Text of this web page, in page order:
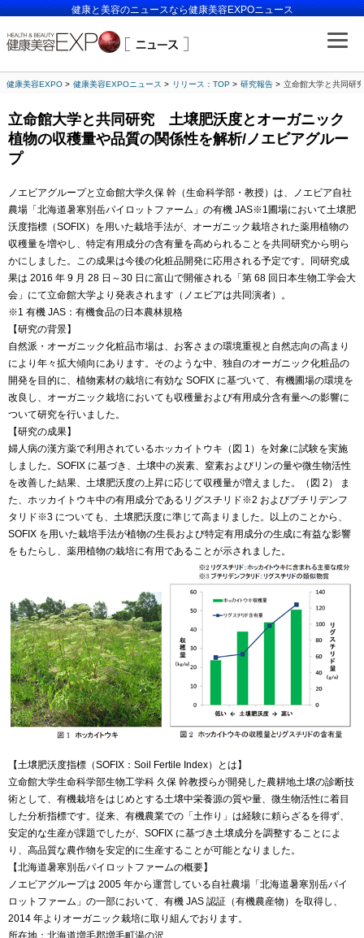
健康と美容のニュースなら健康美容EXPOニュース
健康美容EXPO 健康美容EXPOニュース リリース：TOP 研究報告 立命館大学と共同研
立命館大学と共同研究 土壌肥沃度とオーガニック
植物の収穫量や品質の関係性を解析/ノエビアグルー
プ
ノエビアグループと立命館大学久保 幹（生命科学部・教授）は、ノエビア自社
農場「北海道暑寒別岳パイロットファーム」の有機 JAS※1圃場において土壌肥
沃度指標（SOFIX）を用いた栽培手法が、オーガニック栽培された薬用植物の
収穫量を増やし、特定有用成分の含有量を高められることを共同研究から明ら
かにしました。この成果は今後の化粧品開発に応用される予定です。同研究成
果は 2016 年 9 月 28 日～30 日に富山で開催される「第 68 回日本生物工学会大
会」にて立命館大学より発表されます（ノエビアは共同演者）。
※1 有機 JAS：有機食品の日本農林規格
【研究の背景】
自然派・オーガニック化粧品市場は、お客さまの環境重視と自然志向の高まり
により年々拡大傾向にあります。そのような中、独自のオーガニック化粧品の
開発を目的に、植物素材の栽培に有効な SOFIX に基づいて、有機圃場の環境を
改良し、オーガニック栽培においても収穫量および有用成分含有量への影響に
ついて研究を行いました。
【研究の成果】
婦人病の漢方薬で利用されているホッカイトウキ（図 1）を対象に試験を実施
しました。SOFIX に基づき、土壌中の炭素、窒素およびリンの量や微生物活性
を改善した結果、土壌肥沃度の上昇に応じて収穫量が増えました。（図 2） ま
た、ホッカイトウキ中の有用成分であるリグスチリド※2 およびブチリデンフ
タリド※3 についても、土壌肥沃度に準じて高まりました。以上のことから、
SOFIX を用いた栽培手法が植物の生長および特定有用成分の生成に有益な影響
をもたらし、薬用植物の栽培に有用であることが示されました。
【土壌肥沃度指標（SOFIX：Soil Fertile Index）とは】
立命館大学生命科学部生物工学科 久保 幹教授らが開発した農耕地土壌の診断技
術として、有機栽培をはじめとする土壌中栄養源の質や量、微生物活性に着目
した分析指標です。従来、有機農業での「土作り」は経験に頼らざるを得ず、
安定的な生産が課題でしたが、SOFIX に基づき土壌成分を調整することによ
り、高品質な農作物を安定的に生産することが可能となりました。
【北海道暑寒別岳パイロットファームの概要】
ノエビアグループは 2005 年から運営している自社農場「北海道暑寒別岳パイ
ロットファーム」の一部において、有機 JAS 認証（有機農産物）を取得し、
2014 年よりオーガニック栽培に取り組んでおります。